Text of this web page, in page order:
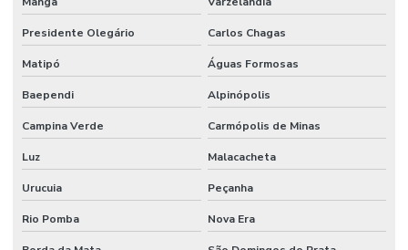
Presidente Olegário Carlos Chagas
Matipó Águas Formosas
Baependi Alpinópolis
Campina Verde Carmópolis de Minas
Luz Malacacheta
Urucuia Peçanha
Rio Pomba Nova Era